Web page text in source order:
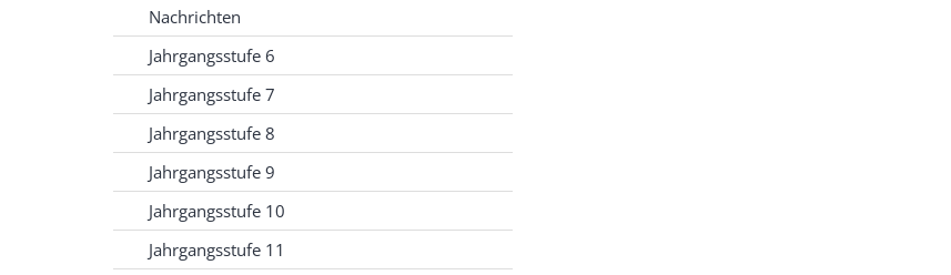
Nachrichten
Jahrgangsstufe 6
Jahrgangsstufe 7
Jahrgangsstufe 8
Jahrgangsstufe 9
Jahrgangsstufe 10
Jahrgangsstufe 11